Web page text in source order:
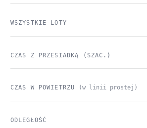
WSZYSTKIE LOTY
CZAS Z PRZESIADKĄ (SZAC.)
CZAS W POWIETRZU (w linii prostej)
ODLEGŁOŚĆ